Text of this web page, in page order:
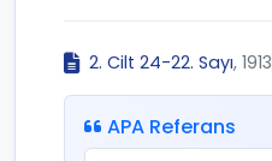
2. Cilt 24-22. Sayı, 1913
APA Referans